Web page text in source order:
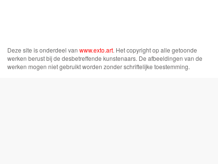
Deze site is onderdeel van www.exto.art. Het copyright op alle getoonde
werken berust bij de desbetreffende kunstenaars. De afbeeldingen van de
werken mogen niet gebruikt worden zonder schriftelijke toestemming.